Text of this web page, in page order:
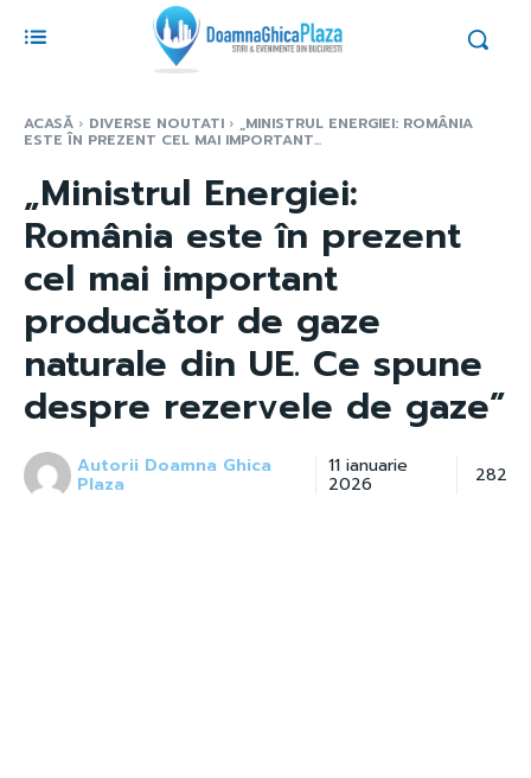
ACASĂ DIVERSE NOUTATI „MINISTRUL ENERGIEI: ROMÂNIA
ESTE ÎN PREZENT CEL MAI IMPORTANT...
„Ministrul Energiei:
România este în prezent
cel mai important
producător de gaze
naturale din UE. Ce spune
despre rezervele de gaze”
Autorii Doamna Ghica
Plaza
11 ianuarie
2026 282